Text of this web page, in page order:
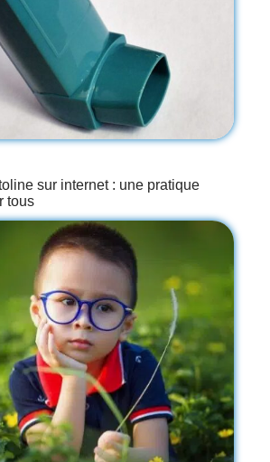
sur internet : une pratique
tous